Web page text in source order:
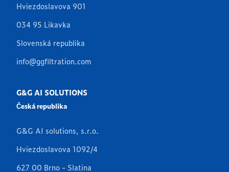
Hviezdoslavova 901
034 95 Likavka
Slovenská republika
info@ggfiltration.com
G&G AI SOLUTIONS
Česká republika
G&G AI solutions, s.r.o.
Hviezdoslavova 1092/4
627 00 Brno - Slatina